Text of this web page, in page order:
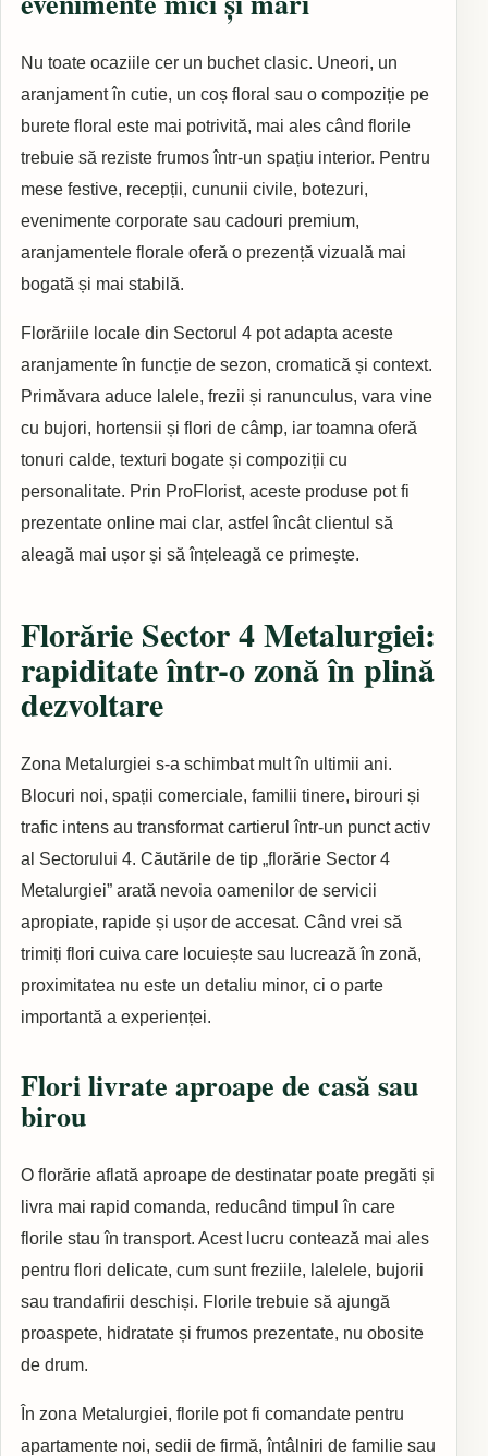
Nu toate ocaziile cer un buchet clasic. Uneori, un
aranjament în cutie, un coș floral sau o compoziție pe
burete floral este mai potrivită, mai ales când florile
trebuie să reziste frumos într-un spațiu interior. Pentru
mese festive, recepții, cununii civile, botezuri,
evenimente corporate sau cadouri premium,
aranjamentele florale oferă o prezență vizuală mai
bogată și mai stabilă.
Florăriile locale din Sectorul 4 pot adapta aceste
aranjamente în funcție de sezon, cromatică și context.
Primăvara aduce lalele, frezii și ranunculus, vara vine
cu bujori, hortensii și flori de câmp, iar toamna oferă
tonuri calde, texturi bogate și compoziții cu
personalitate. Prin ProFlorist, aceste produse pot fi
prezentate online mai clar, astfel încât clientul să
aleagă mai ușor și să înțeleagă ce primește.
Florărie Sector 4 Metalurgiei:
rapiditate într-o zonă în plină
dezvoltare
Zona Metalurgiei s-a schimbat mult în ultimii ani.
Blocuri noi, spații comerciale, familii tinere, birouri și
trafic intens au transformat cartierul într-un punct activ
al Sectorului 4. Căutările de tip „florărie Sector 4
Metalurgiei” arată nevoia oamenilor de servicii
apropiate, rapide și ușor de accesat. Când vrei să
trimiți flori cuiva care locuiește sau lucrează în zonă,
proximitatea nu este un detaliu minor, ci o parte
importantă a experienței.
Flori livrate aproape de casă sau
birou
O florărie aflată aproape de destinatar poate pregăti și
livra mai rapid comanda, reducând timpul în care
florile stau în transport. Acest lucru contează mai ales
pentru flori delicate, cum sunt freziile, lalelele, bujorii
sau trandafirii deschiși. Florile trebuie să ajungă
proaspete, hidratate și frumos prezentate, nu obosite
de drum.
În zona Metalurgiei, florile pot fi comandate pentru
apartamente noi, sedii de firmă, întâlniri de familie sau